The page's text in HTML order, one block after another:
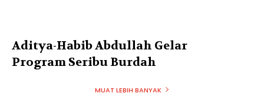
Aditya-Habib Abdullah Gelar
Program Seribu Burdah
MUAT LEBIH BANYAK